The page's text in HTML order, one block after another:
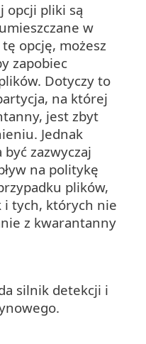
opcji pliki są
w
opcję, możesz
zapobiec
Dotyczy to
na której
jest zbyt
Jednak
zazwyczaj
na politykę
plików,
i tych, których nie
z kwarantanny
silnik detekcji i